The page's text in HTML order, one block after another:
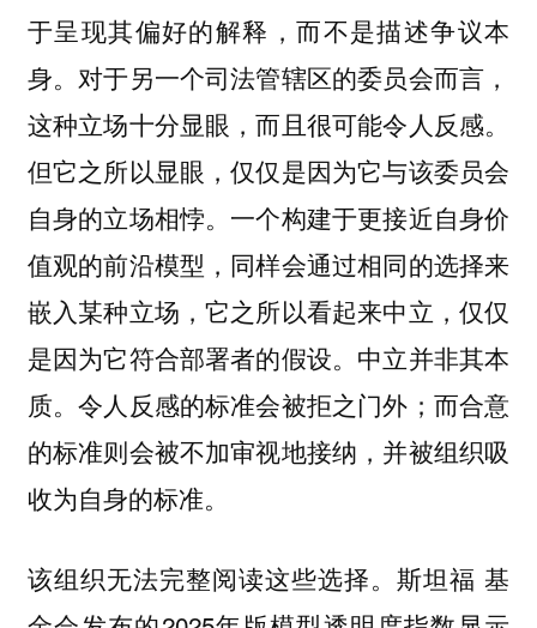
于呈现其偏好的解释，而不是描述争议本
身。对于另一个司法管辖区的委员会而言，
这种立场十分显眼，而且很可能令人反感。
但它之所以显眼，仅仅是因为它与该委员会
自身的立场相悖。一个构建于更接近自身价
值观的前沿模型，同样会通过相同的选择来
嵌入某种立场，它之所以看起来中立，仅仅
是因为它符合部署者的假设。中立并非其本
质。令人反感的标准会被拒之门外；而合意
的标准则会被不加审视地接纳，并被组织吸
收为自身的标准。
该组织无法完整阅读这些选择。斯坦福 基